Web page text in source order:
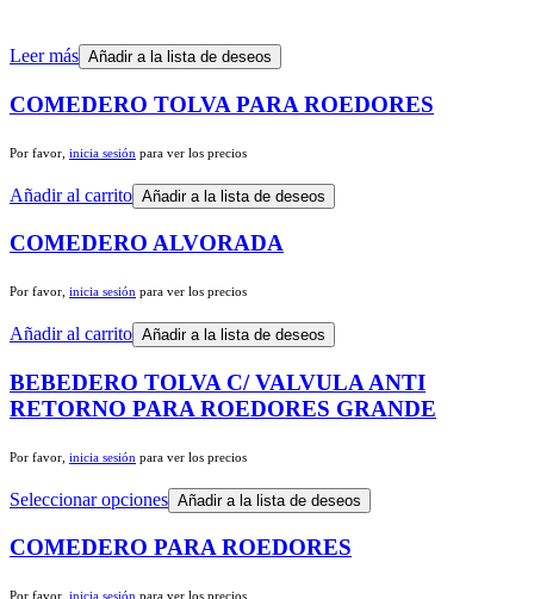
Leer más Añadir a la lista de deseos
COMEDERO TOLVA PARA ROEDORES
Por favor, inicia sesión para ver los precios
Añadir al carrito Añadir a la lista de deseos
COMEDERO ALVORADA
Por favor, inicia sesión para ver los precios
Añadir al carrito Añadir a la lista de deseos
BEBEDERO TOLVA C/ VALVULA ANTI
RETORNO PARA ROEDORES GRANDE
Por favor, inicia sesión para ver los precios
Seleccionar opciones Añadir a la lista de deseos
COMEDERO PARA ROEDORES
Por favor, inicia sesión para ver los precios